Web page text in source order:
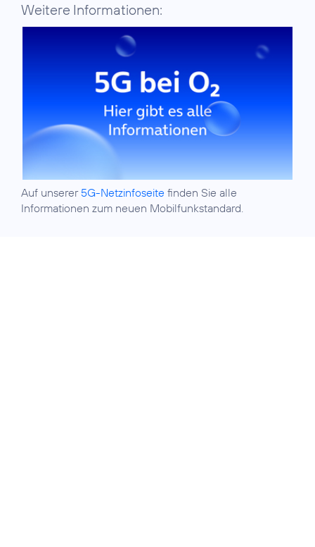
Weitere Informationen:
Auf unserer 5G-Netzinfoseite finden Sie alle
Informationen zum neuen Mobilfunkstandard.